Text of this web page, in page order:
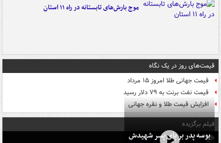
موج بارش‌های تابستانه در راه ۱۱ استان
قیمت‌های روز در یک نگاه
قیمت جهانی طلا امروز ۱۵ مرداد
قیمت نفت برنت به ۷۹ دلار رسید
افزایش قیمت طلا و نقره جهانی
فیلم برگزیده
بوسه‌ پدر بر پای پسر شهیدش